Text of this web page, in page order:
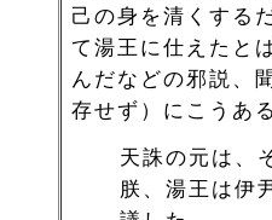
己の身を清くする
て湯王に仕えたと
んだなどの邪説、
存せず）にこうあ
天誅の元は、
朕、湯王は伊